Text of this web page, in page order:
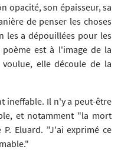
opacité, son épaisseur, sa
de penser les choses
les a dépouillées pour les
est à l'image de la
elle découle de la
ineffable. Il n'y a peut-être
et notamment "la mort
Eluard. "J'ai exprimé ce